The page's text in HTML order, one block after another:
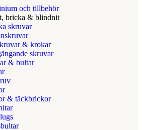
och tillbehör
bricka & blindnit
skruvar
& krokar
skruvar
& bultar
& täckbrickor